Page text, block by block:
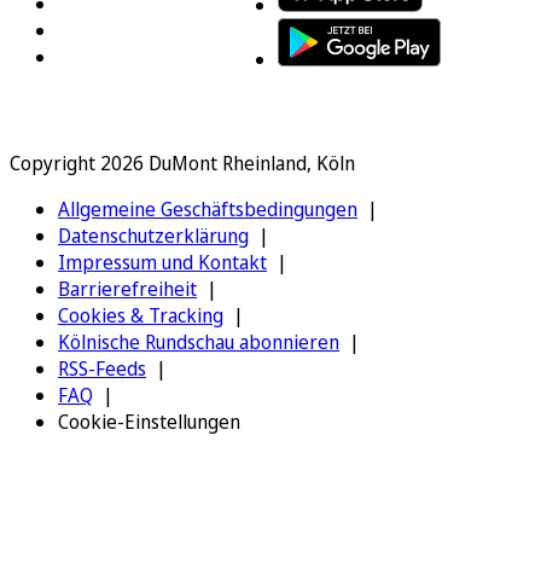
Copyright 2026 DuMont Rheinland, Köln
Allgemeine Geschäftsbedingungen
Datenschutzerklärung
Impressum und Kontakt
Barrierefreiheit
Cookies & Tracking
Kölnische Rundschau abonnieren
RSS-Feeds
FAQ
Cookie-Einstellungen